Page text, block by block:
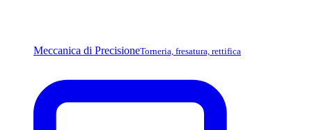
Meccanica di PrecisioneTorneria, fresatura, rettifica